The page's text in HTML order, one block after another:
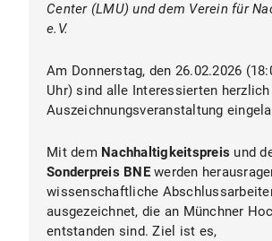
Center (LMU) und dem Verein für
e.V.
Am Donnerstag, den 26.02.2026
Uhr) sind alle Interessierten herzlich
Auszeichnungsveranstaltung
Mit dem Nachhaltigkeitspreis und
Sonderpreis BNEwerden
wissenschaftliche
ausgezeichnet, die an Münchner
entstanden sind. Ziel ist es,